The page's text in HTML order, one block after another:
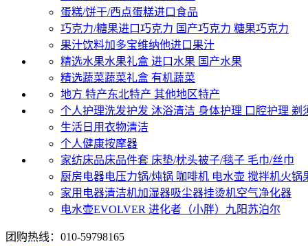
蛋糕/饼干/西点蛋糕进口食品
巧克力/糖果进口巧克力 国产巧克力 糖果巧克力
果汁饮料加多宝维纳他进口果汁
精选水果水果礼盒 进口水果 国产水果
精选蔬菜蔬菜礼盒 有机蔬菜
地方 特产东北特产 其他地区特产
个人护理洗发护发 沐浴清洁 身体护理 口腔护理 剃
生活日用衣物清洁
个人健康按摩器
家纺床品床品件套 床垫/枕头被子/毯子 毛巾/丝巾
厨房电器电压力锅/炖锅 咖啡机 电水壶 搅拌机火锅
家用电器清洁机加湿器吸尘器挂烫机空气净化器
电水壶EVOLVER 进化者（小胖） 九阳苏泊尔
团购热线：010-59798165